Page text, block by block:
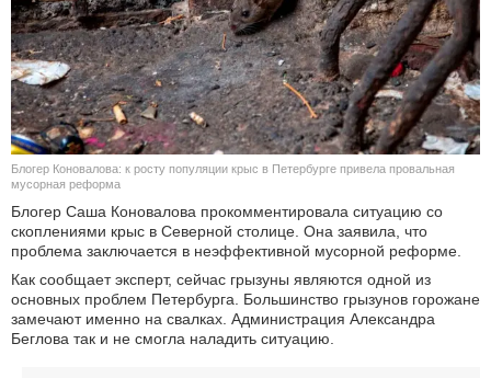
КУЛЬТУРА
НАУКА
СПОРТ
ШОУ-БИЗНЕС
АВТО И МОТО
ЭГОИЗМ
БЛОГ
Блогер Коновалова: к росту популяции крыс в Петербурге привела провальная
мусорная реформа
Блогер Саша Коновалова прокомментировала ситуацию со
скоплениями крыс в Северной столице. Она заявила, что
проблема заключается в неэффективной мусорной реформе.
Как сообщает эксперт, сейчас грызуны являются одной из
основных проблем Петербурга. Большинство грызунов горожане
замечают именно на свалках. Администрация Александра
Беглова так и не смогла наладить ситуацию.